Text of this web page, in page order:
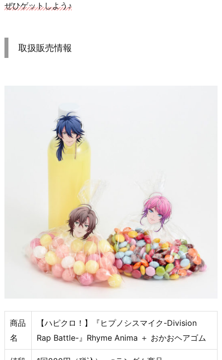
ぜひゲットしよう♪
取扱販売情報
商品
名
【ハピクロ！】『ヒプノシスマイク-Division
Rap Battle-』Rhyme Anima ＋ おかおヘアゴム